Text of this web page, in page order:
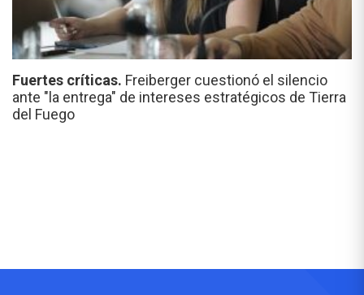
Fuertes críticas. Freiberger cuestionó el silencio
ante "la entrega" de intereses estratégicos de Tierra
del Fuego